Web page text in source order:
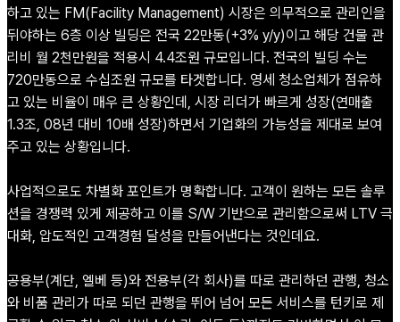
하고 있는 FM(Facility Management) 시장은 의무적으로 관리인을
뒤야하는 6층 이상 빌딩은 전국 22만동(+3% y/y)이고 해당 건물 관
리비 월 2천만원을 적용시 4.4조원 규모입니다. 전국의 빌딩 수는
720만동으로 수십조원 규모를 타겟합니다. 영세 청소업체가 점유하
고 있는 비율이 매우 큰 상황인데, 시장 리더가 빠르게 성장(연매출
1.3조, 08년 대비 10배 성장)하면서 기업화의 가능성을 제대로 보여
주고 있는 상황입니다.
사업적으로도 차별화 포인트가 명확합니다. 고객이 원하는 모든 솔루
션을 경쟁력 있게 제공하고 이를 S/W 기반으로 관리함으로써 LTV 극
대화, 압도적인 고객경험 달성을 만들어낸다는 것인데요.
공용부(계단, 엘베 등)와 전용부(각 회사)를 따로 관리하던 관행, 청소
와 비품 관리가 따로 되던 관행을 뛰어 넘어 모든 서비스를 턴키로 제